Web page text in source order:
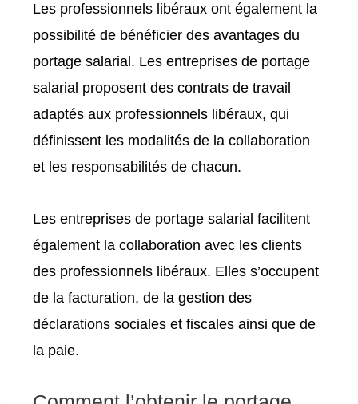
Les professionnels libéraux ont également la
possibilité de bénéficier des avantages du
portage salarial. Les entreprises de portage
salarial proposent des contrats de travail
adaptés aux professionnels libéraux, qui
définissent les modalités de la collaboration
et les responsabilités de chacun.
Les entreprises de portage salarial facilitent
également la collaboration avec les clients
des professionnels libéraux. Elles s’occupent
de la facturation, de la gestion des
déclarations sociales et fiscales ainsi que de
la paie.